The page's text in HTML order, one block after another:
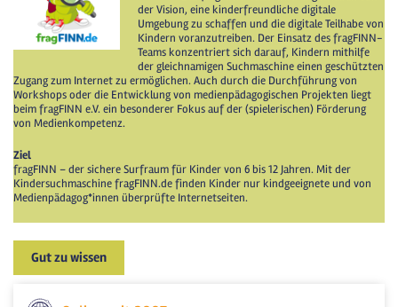
der Vision, eine kinderfreundliche digitale
Umgebung zu schaffen und die digitale Teilhabe von
Kindern voranzutreiben. Der Einsatz des fragFINN-
Teams konzentriert sich darauf, Kindern mithilfe
der gleichnamigen Suchmaschine einen geschützten
Zugang zum Internet zu ermöglichen. Auch durch die Durchführung von
Workshops oder die Entwicklung von medienpädagogischen Projekten liegt
beim fragFINN e.V. ein besonderer Fokus auf der (spielerischen) Förderung
von Medienkompetenz.
Ziel
fragFINN – der sichere Surfraum für Kinder von 6 bis 12 Jahren. Mit der
Kindersuchmaschine fragFINN.de finden Kinder nur kindgeeignete und von
Medienpädagog*innen überprüfte Internetseiten.
Gut zu wissen